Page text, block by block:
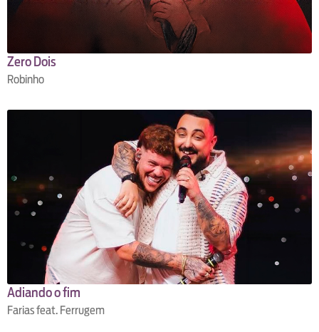
Zero Dois
Robinho
Adiando o fim
Farias feat. Ferrugem